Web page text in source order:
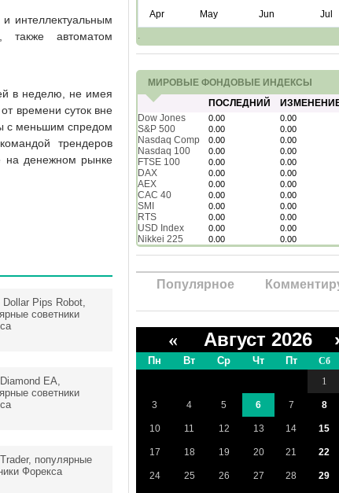
интеллектуальным
также автоматом
в неделю, не имея
времени суток вне
с меньшим спредом
трендеров
на денежном рынке
Dollar Pips Robot,
советники
EA,
советники
популярные
Форекса
.
МИРОВЫЕ ФОНДОВЫЕ ИНДЕКСЫ
ПОСЛЕДНИЙ
Dow Jones 0.00 0.00
S&P 500 0.00 0.00
Nasdaq Comp 0.00 0.00
Nasdaq 100 0.00 0.00
FTSE 100 0.00 0.00
DAX 0.00 0.00
AEX 0.00 0.00
CAC 40 0.00 0.00
SMI 0.00 0.00
RTS 0.00 0.00
USD Index 0.00 0.00
Nikkei 225 0.00 0.00
Популярное
« Август 2026
Пн Вт Ср Чт Пт Сб
1
3 4 5 6 7 8
10 11 12 13 14 15
17 18 19 20 21 22
24 25 26 27 28 29